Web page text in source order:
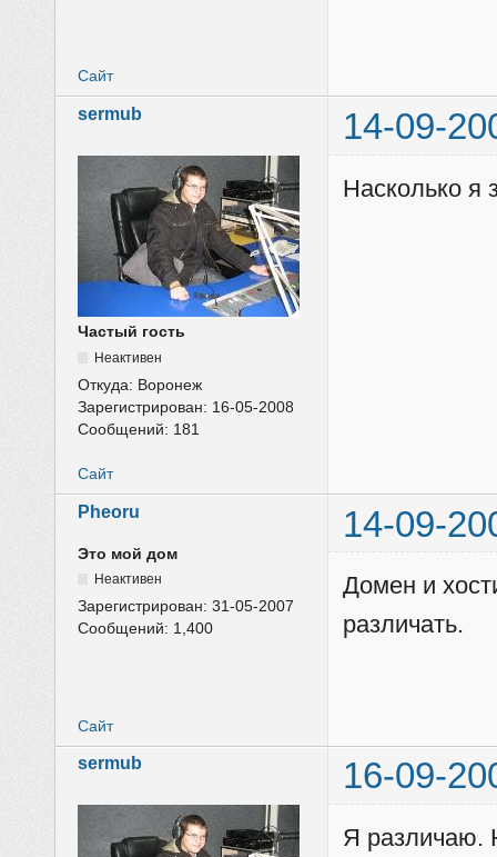
Сайт
sermub 14-09-
Частый гость
Неактивен
Откуда: Воронеж
Зарегистрирован: 16-05-2008
Сообщений: 181
Насколько я
Сайт
Pheoru 14-09-
Это мой дом
Неактивен
Зарегистрирован:31-05-2007
Сообщений: 1,400
Домен и
различать.
Сайт
sermub 16-09-
Я различаю.